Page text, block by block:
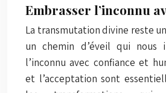
Embrasser l’inconnu
La transmutation divine reste
un chemin d’éveil qui nous
l’inconnu avec confiance et
et l’acceptation sont